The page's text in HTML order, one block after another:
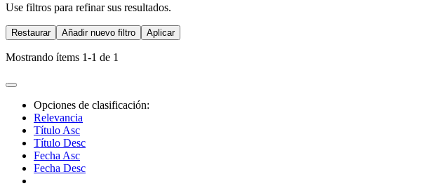
Use filtros para refinar sus resultados.
Restaurar Añadir nuevo filtro Aplicar
Mostrando ítems 1-1 de 1
Opciones de clasificación:
Relevancia
Título Asc
Título Desc
Fecha Asc
Fecha Desc